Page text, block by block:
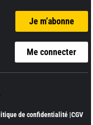
Je m’abonne
Me connecter
de confidentialité |CGV